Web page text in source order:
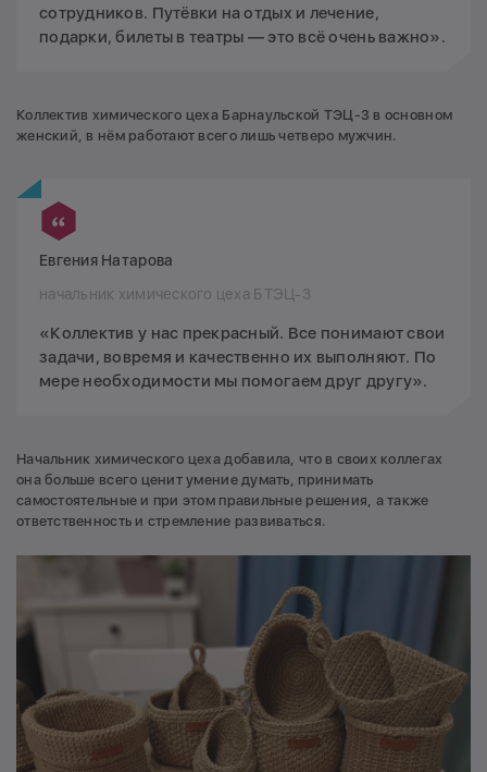
сотрудников. Путёвки на отдых и лечение,
подарки, билеты в театры — это всё очень важно».
Коллектив химического цеха Барнаульской ТЭЦ-3 в основном
женский, в нём работают всего лишь четверо мужчин.
Евгения Натарова
начальник химического цеха БТЭЦ-3
«Коллектив у нас прекрасный. Все понимают свои
задачи, вовремя и качественно их выполняют. По
мере необходимости мы помогаем друг другу».
Начальник химического цеха добавила, что в своих коллегах
она больше всего ценит умение думать, принимать
самостоятельные и при этом правильные решения, а также
ответственность и стремление развиваться.